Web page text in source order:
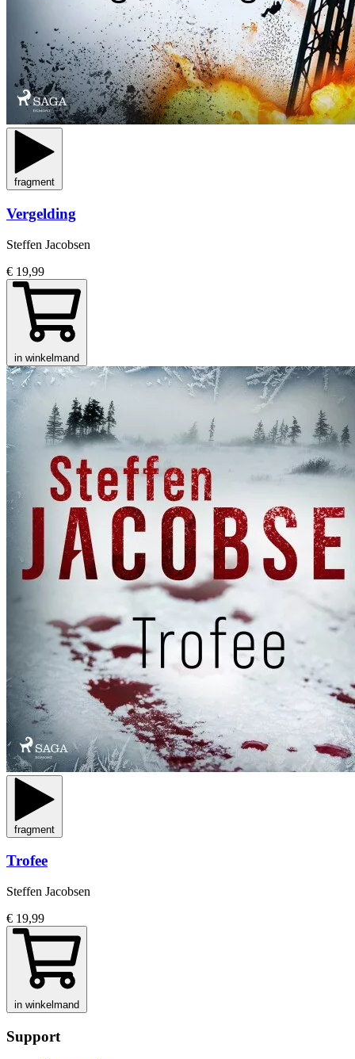
fragment
Vergelding
Steffen Jacobsen
€ 19,99
in winkelmand
fragment
Trofee
Steffen Jacobsen
€ 19,99
in winkelmand
Support